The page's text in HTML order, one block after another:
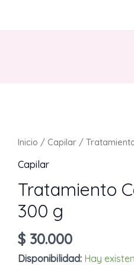
Inicio / Capilar /
Capilar
Tratamiento
300 g
$ 30.000
Disponibilidad: Hay